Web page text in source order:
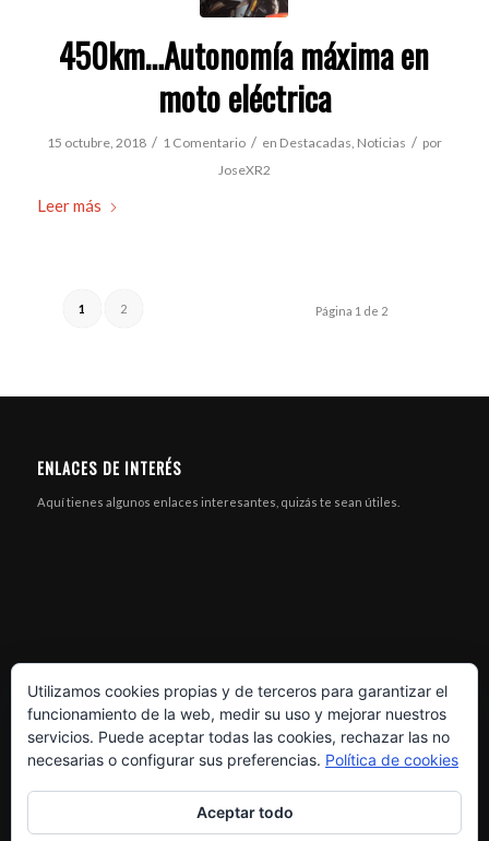
450km…Autonomía máxima en
moto eléctrica
15 octubre, 2018 / 1 Comentario / en Destacadas, Noticias / por
JoseXR2
Leer más
Página 1 de 2
1 2
ENLACES DE INTERÉS
Aquí tienes algunos enlaces interesantes, quizás te sean útiles.
Utilizamos cookies propias y de terceros para garantizar el
funcionamiento de la web, medir su uso y mejorar nuestros
servicios. Puede aceptar todas las cookies, rechazar las no
necesarias o configurar sus preferencias. Política de cookies
Aceptar todo